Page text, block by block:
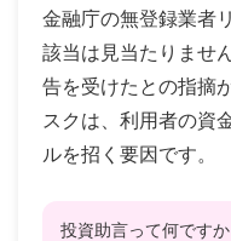
金融庁の無登録業者
該当は見当たりませ
告を受けたとの指摘
スクは、利用者の資
ルを招く要因です。
投資助言って何です